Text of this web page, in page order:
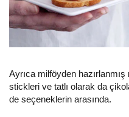
Ayrıca milföyden
stickleri ve tatlı olarak da
de seçeneklerin arasında.